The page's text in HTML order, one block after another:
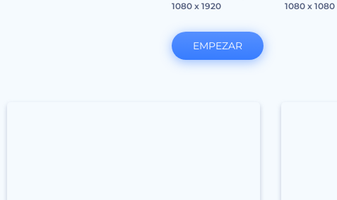
1080 x 1920
1080 x 1080
EMPEZAR